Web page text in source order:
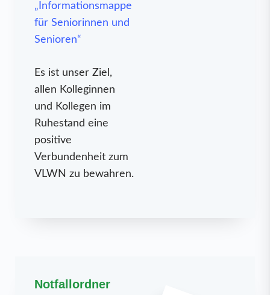
„Informationsmappe
für Seniorinnen und
Senioren“
Es ist unser Ziel,
allen Kolleginnen
und Kollegen im
Ruhestand eine
positive
Verbundenheit zum
VLWN zu bewahren.
Notfallordner